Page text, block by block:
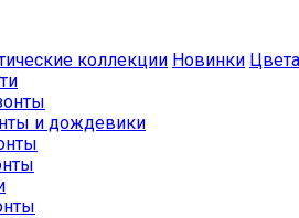
коллекции Новинки Цвета
и дождевики